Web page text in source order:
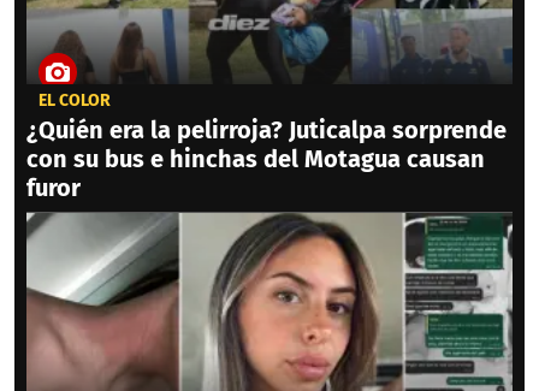
EL COLOR
¿Quién era la pelirroja? Juticalpa sorprende
con su bus e hinchas del Motagua causan
furor